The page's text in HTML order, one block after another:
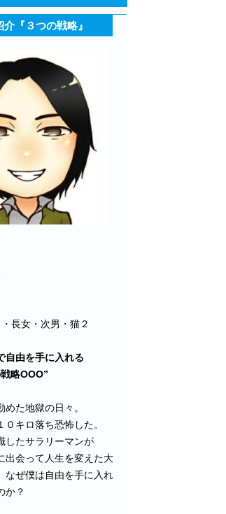
介『３つの戦略』
長女・次男・猫２
自由を手に入れる
略OOO”
た地獄の日々。
０キロ落ち恐怖した。
したサラリーマンが
出会って人生を変えた大
なぜ僕は自由を手に入れ
か？